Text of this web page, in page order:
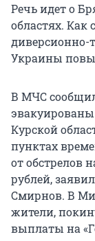
Речь идет о
областях. Как
диверсионно-
Украины
В МЧС
Курской
пунктах
от обстрелов
рублей,
Смирнов. В
жители,
выплаты на